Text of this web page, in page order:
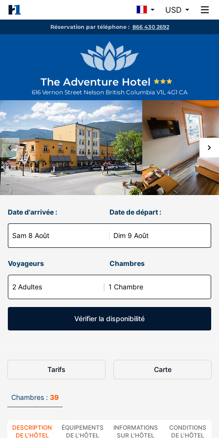
USD
Réservation par téléphone : 866 430 2692
The Adventure Hotel
616 Vernon Street Nelson British Columbia V1L 4G1 CA
Date d'arrivée :
Sam 8 Août
Date de départ :
Dim 9 Août
Voyageurs Chambres
2 Adultes 1 Chambre
Vérifier la disponibilité
Tarifs Carte
Chambres : 39
DESCRIPTION
DE L'HÔTEL
ÉQUIPEMENTS
DE L'HÔTEL
INFORMATIONS
SUR L'HÔTEL
CONDITIONS
DE L'HÔTEL